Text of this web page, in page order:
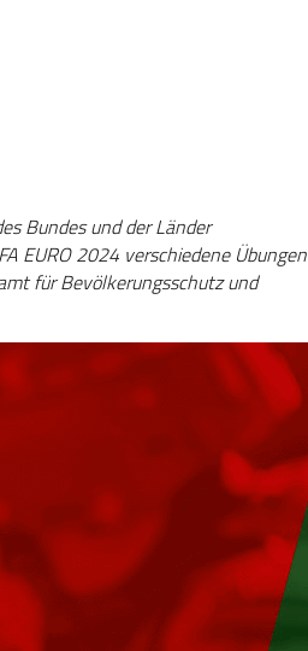
Bundes und der Länder
EURO 2024 verschiedene Übungen
für Bevölkerungsschutz und